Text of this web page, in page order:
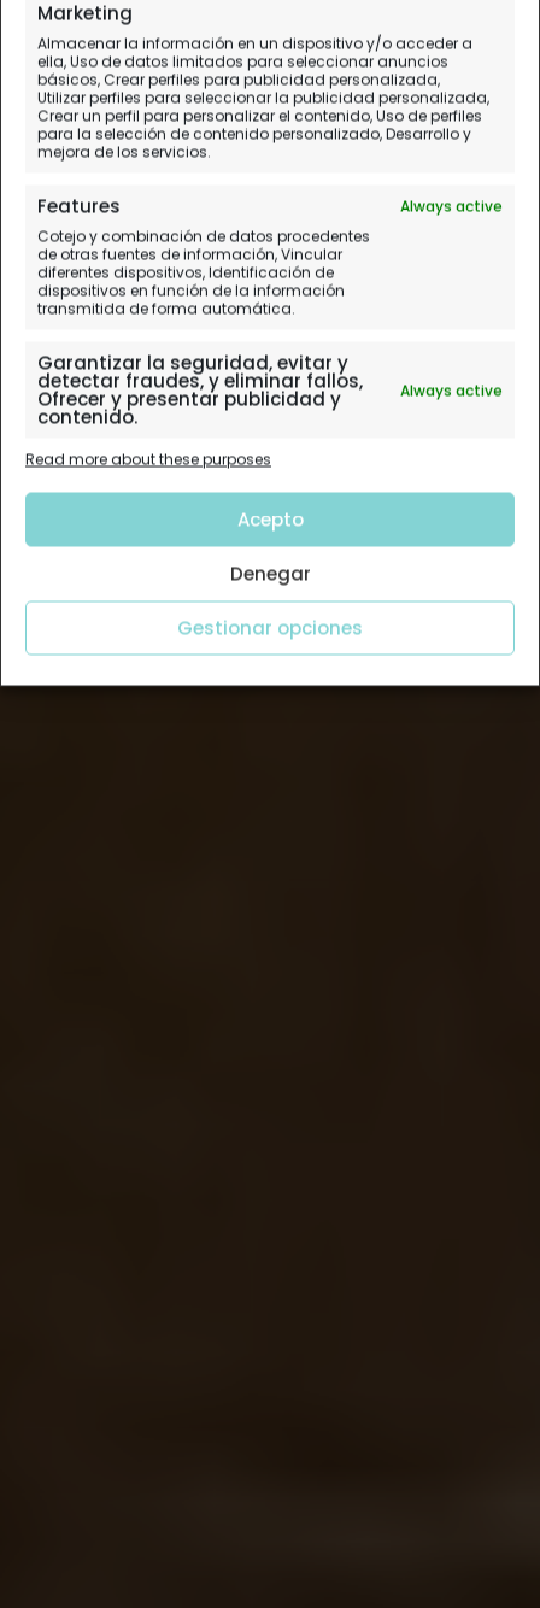
Marketing
Almacenar la información en un dispositivo y/o acceder a
ella, Uso de datos limitados para seleccionar anuncios
básicos, Crear perfiles para publicidad personalizada,
Utilizar perfiles para seleccionar la publicidad personalizada,
Crear un perfil para personalizar el contenido, Uso de perfiles
para la selección de contenido personalizado, Desarrollo y
mejora de los servicios.
Features
Always active
Cotejo y combinación de datos procedentes
de otras fuentes de información, Vincular
diferentes dispositivos, Identificación de
dispositivos en función de la información
transmitida de forma automática.
Garantizar la seguridad, evitar y
detectar fraudes, y eliminar fallos,
Ofrecer y presentar publicidad y
contenido.
Always active
Read more about these purposes
Acepto
Denegar
Gestionar opciones